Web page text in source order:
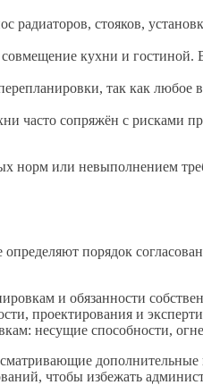
радиаторов, стояков,
кухни и
так как любое
часто сопряжён с рисками
норм или невыполнением
порядок
и обязанности
проектирования и
несущие способности,
чтобы избежать